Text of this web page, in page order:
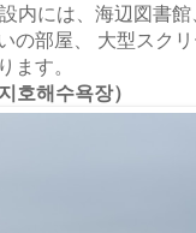
内には、海辺図書
の部屋、 大型スク
ます。
호해수욕장）